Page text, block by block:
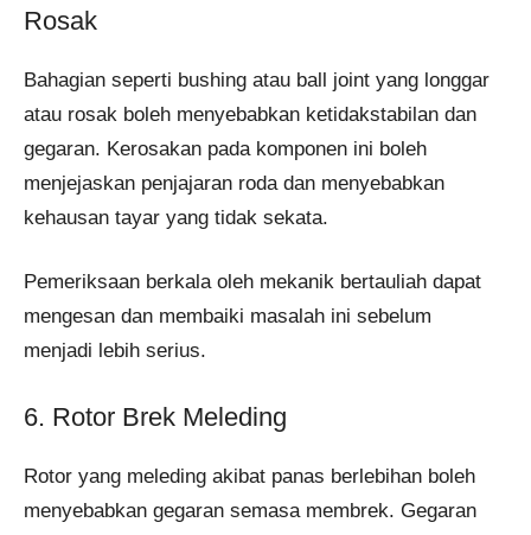
Rosak
Bahagian seperti bushing atau ball joint yang longgar
atau rosak boleh menyebabkan ketidakstabilan dan
gegaran. Kerosakan pada komponen ini boleh
menjejaskan penjajaran roda dan menyebabkan
kehausan tayar yang tidak sekata.
Pemeriksaan berkala oleh mekanik bertauliah dapat
mengesan dan membaiki masalah ini sebelum
menjadi lebih serius.
6. Rotor Brek Meleding
Rotor yang meleding akibat panas berlebihan boleh
menyebabkan gegaran semasa membrek. Gegaran